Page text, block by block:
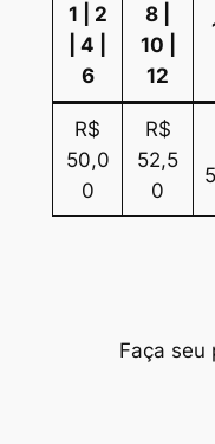
1 | 2
| 4 |
6
8 |
10 |
12
R$
50,0
0
R$
52,5
0
Faça seu